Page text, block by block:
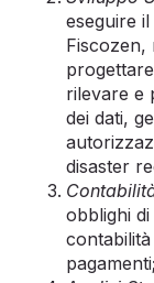
eseguire
Fiscozen,
rilevare e
dei dati,
disaster
obblighi
pagamenti;